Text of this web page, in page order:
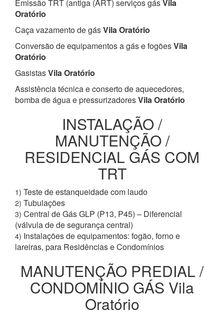
Emissão TRT (antiga (ART) serviços gásVila
Oratório
Caça vazamento de gásVila Oratório
Conversão de equipamentos a gás e fogõesVila
Oratório
GasistasVila Oratório
Assistência técnica e conserto de aquecedores,
bomba de água e pressurizadoresVila Oratório
INSTALAÇÃO /
MANUTENÇÃO /
RESIDENCIAL GÁS COM
TRT
1) Teste de estanqueidade com laudo
2) Tubulações
3) Central de Gás GLP (P13, P45) – Diferencial
(válvula de de segurança central)
4) Instalações de equipamentos: fogão, forno e
lareiras, para Residências e Condomínios
MANUTENÇÃO PREDIAL /
CONDOMÍNIO GÁS Vila
Oratório